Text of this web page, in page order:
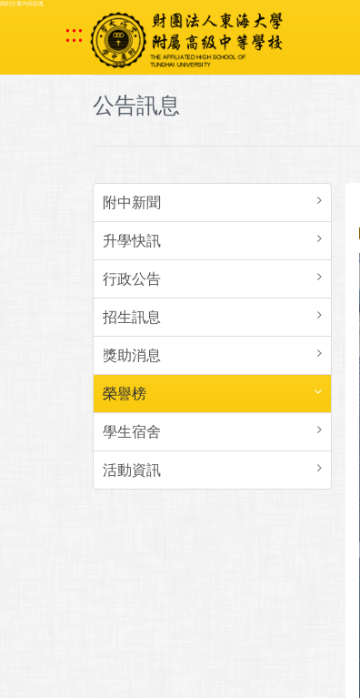
跳到主要內容區塊
:::
公告訊息
附中新聞
升學快訊
行政公告
招生訊息
獎助消息
榮譽榜
學生宿舍
活動資訊